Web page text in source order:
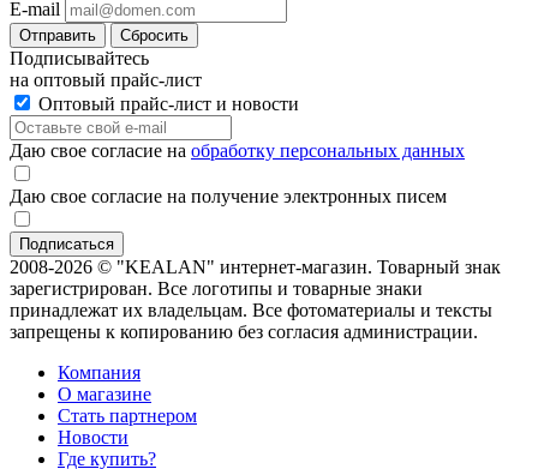
E-mail
Отправить Сбросить
Подписывайтесь
на оптовый прайс-лист
Оптовый прайс-лист и новости
Даю свое согласие на обработку персональных данных
Даю свое согласие на получение электронных писем
2008-2026 © "KEALAN" интернет-магазин. Товарный знак
зарегистрирован. Все логотипы и товарные знаки
принадлежат их владельцам. Все фотоматериалы и тексты
запрещены к копированию без согласия администрации.
Компания
О магазине
Стать партнером
Новости
Где купить?